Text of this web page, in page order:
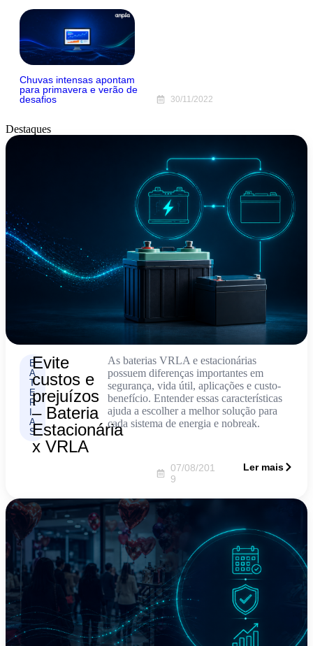
Chuvas intensas apontam
para primavera e verão de
desafios
30/11/2022
Destaques
B
A
T
E
R
A
S
Evite
custos e
prejuízos
– Bateria
Estacionária
x VRLA
As baterias VRLA e estacionárias
possuem diferenças importantes em
segurança, vida útil, aplicações e custo-
benefício. Entender essas características
ajuda a escolher a melhor solução para
cada sistema de energia e nobreak.
07/08/201
9
Ler mais